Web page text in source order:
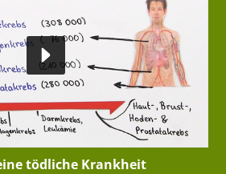
tödliche Krankheit